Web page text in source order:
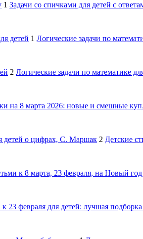
1 Задачи со спичками для детей с
детей 1 Логические задачи по
2 Логические задачи по математике
на 8 марта 2026: новые и смешные
детей о цифрах, С. Маршак 2 Детские
к 8 марта, 23 февраля, на Новый
23 февраля для детей: лучшая подборка